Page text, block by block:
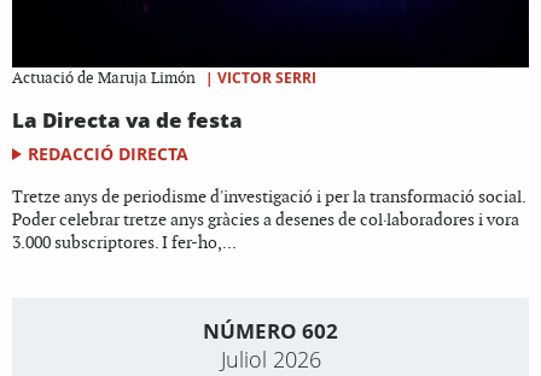
Actuació de Maruja Limón | VICTOR SERRI
La Directa va de festa
REDACCIÓ DIRECTA
Tretze anys de periodisme d'investigació i per la transformació social.
Poder celebrar tretze anys gràcies a desenes de col·laboradores i vora
3.000 subscriptores. I fer-ho,...
NÚMERO 602
Juliol 2026